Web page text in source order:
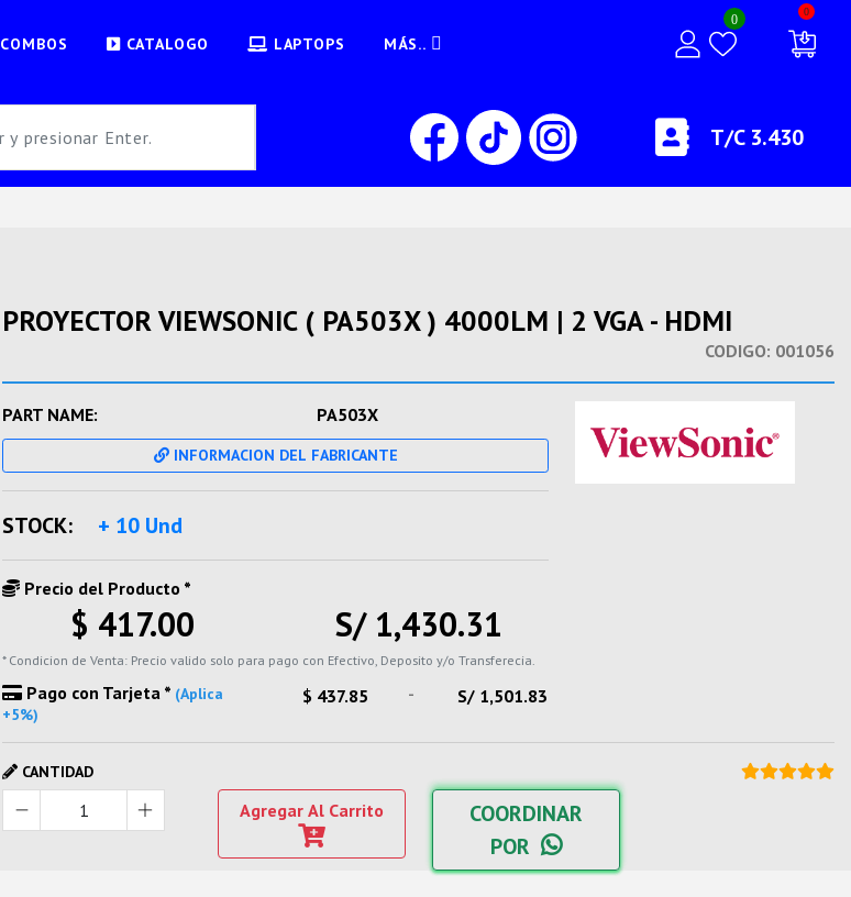
COMBOS CATALOGO LAPTOPS MÁS..
0
0
T/C 3.430
PROYECTOR VIEWSONIC ( PA503X ) 4000LM | 2 VGA - HDMI
CODIGO: 001056
PART NAME: PA503X
INFORMACION DEL FABRICANTE
STOCK: + 10 Und
Precio del Producto *
$ 417.00 S/ 1,430.31
* Condicion de Venta: Precio valido solo para pago con Efectivo, Deposito y/o Transferecia.
Pago con Tarjeta * (Aplica
+5%)
$ 437.85 - S/ 1,501.83
CANTIDAD
Agregar Al Carrito
COORDINAR
POR